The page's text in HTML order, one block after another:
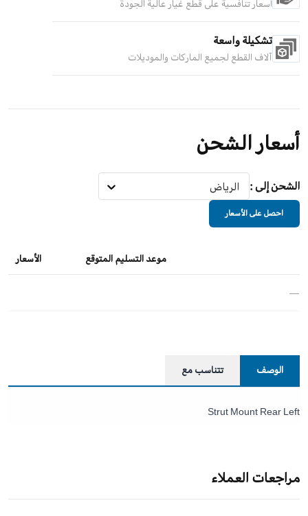
أسعار تنافسية على قطع غيار عالية الجودة
تشكيلة واسعة
آلاف القطع لجميع الماركات والموديلات
أسعار الشحن
الشحن إلى : الرياض
احصل على الأسعار
موعد التسليم المتوقع الأسعار
—
الوصف تتناسب مع
Strut Mount Rear Left
مراجعات العملاء